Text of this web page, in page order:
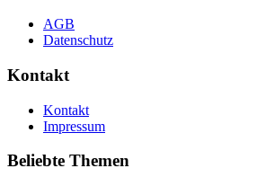
AGB
Datenschutz
Kontakt
Kontakt
Impressum
Beliebte Themen